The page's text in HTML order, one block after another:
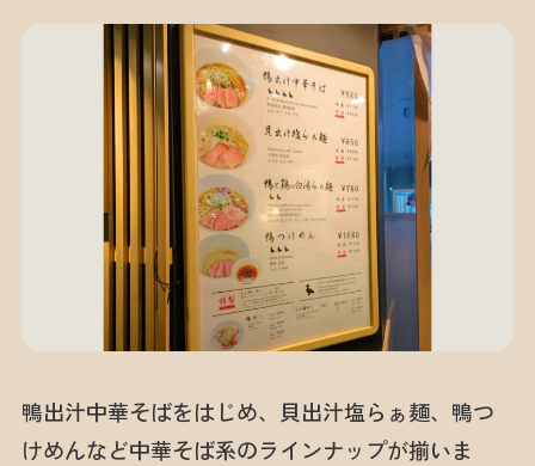
鴨出汁中華そばをはじめ、貝出汁塩らぁ麺、鴨つ
けめんなど中華そば系のラインナップが揃いま